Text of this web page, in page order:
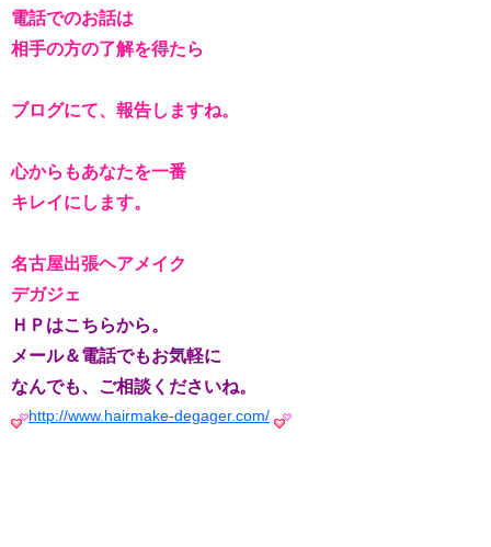
電話でのお話は
相手の方の了解を得たら
ブログにて、報告しますね。
心からもあなたを一番
キレイにします。
名古屋出張ヘアメイク
デガジェ
ＨＰはこちらから。
メール＆電話でもお気軽に
なんでも、ご相談くださいね。
http://www.hairmake-degager.com/